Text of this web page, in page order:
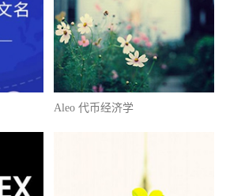
Aleo 代币经济学